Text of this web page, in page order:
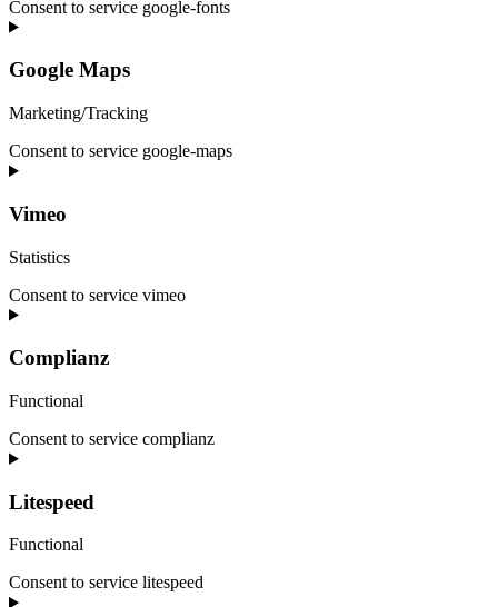
Consent to service google-fonts
Google Maps
Marketing/Tracking
Consent to service google-maps
Vimeo
Statistics
Consent to service vimeo
Complianz
Functional
Consent to service complianz
Litespeed
Functional
Consent to service litespeed